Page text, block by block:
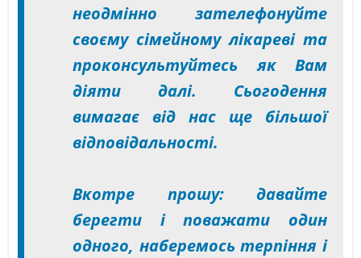
неодмінно зателефонуйте
своєму сімейному лікареві та
проконсультуйтесь як Вам
діяти далі. Сьогодення
вимагає від нас ще більшої
відповідальності.
Вкотре прошу: давайте
берегти і поважати один
одного, наберемось терпіння і